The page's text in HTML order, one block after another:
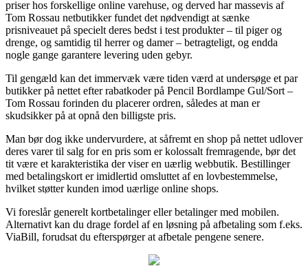
priser hos forskellige online varehuse, og derved har massevis af
Tom Rossau netbutikker fundet det nødvendigt at sænke
prisniveauet på specielt deres bedst i test produkter – til piger og
drenge, og samtidig til herrer og damer – betragteligt, og endda
nogle gange garantere levering uden gebyr.
Til gengæld kan det immervæk være tiden værd at undersøge et par
butikker på nettet efter rabatkoder på Pencil Bordlampe Gul/Sort –
Tom Rossau forinden du placerer ordren, således at man er
skudsikker på at opnå den billigste pris.
Man bør dog ikke undervurdere, at såfremt en shop på nettet udlover
deres varer til salg for en pris som er kolossalt fremragende, bør det
tit være et karakteristika der viser en uærlig webbutik. Bestillinger
med betalingskort er imidlertid omsluttet af en lovbestemmelse,
hvilket støtter kunden imod uærlige online shops.
Vi foreslår generelt kortbetalinger eller betalinger med mobilen.
Alternativt kan du drage fordel af en løsning på afbetaling som f.eks.
ViaBill, forudsat du efterspørger at afbetale pengene senere.